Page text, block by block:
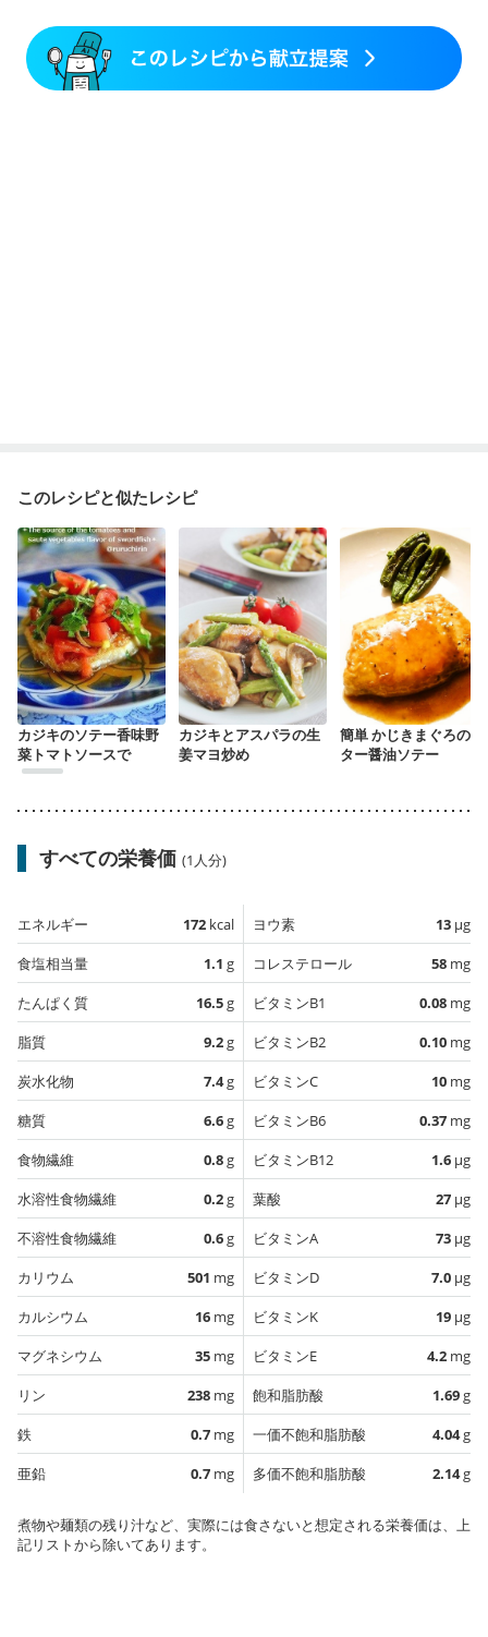
胃がん治療を終えた方・経過観察中の方
大腸がん治療を終えた方・経過観察中の方
大腸がん（抗がん剤治療中）
このレシピと似たレシピ
カジキのソテー香味野
菜トマトソースで
カジキとアスパラの生
姜マヨ炒め
簡単 かじきまぐろのバ
ター醤油ソテー
すべての栄養価 (1人分)
エネルギー 172 kcal
食塩相当量
1.1 g
たんぱく質
16.5g
脂質
9.2g
炭水化物
7.4g
糖質
6.6g
食物繊維
0.8g
水溶性食物繊維
0.2g
不溶性食物繊維
0.6g
カリウム
501 mg
カルシウム
16 mg
マグネシウム
35 mg
リン
238 mg
鉄
0.7 mg
亜鉛
0.7 mg
ヨウ素 13 µg
コレステロール
58 mg
ビタミンB1
0.08 mg
ビタミンB2
0.10 mg
ビタミンC
10 mg
ビタミンB6
0.37 mg
ビタミンB12
1.6 µg
葉酸
27 µg
ビタミンA
73 µg
ビタミンD
7.0 µg
ビタミンK
19 µg
ビタミンE
4.2 mg
飽和脂肪酸
1.69g
一価不飽和脂肪酸
4.04g
多価不飽和脂肪酸
2.14g
煮物や麺類の残り汁など、実際には食さないと想定される栄養価は、上
記リストから除いてあります。